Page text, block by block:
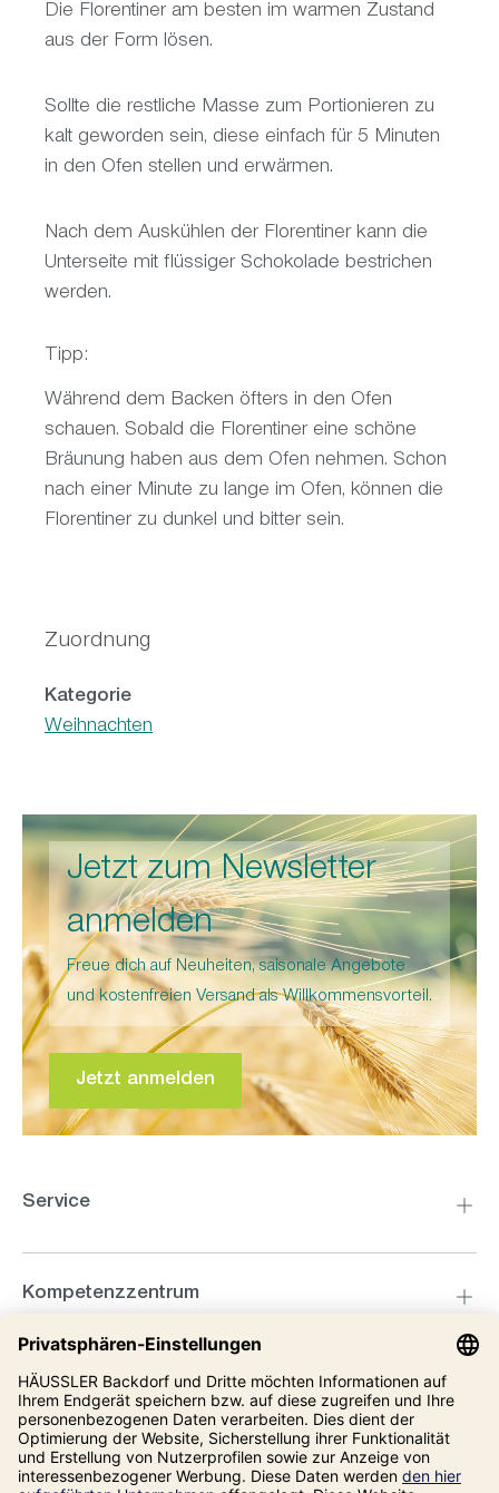
Die Florentiner am besten im warmen Zustand
aus der Form lösen.
Sollte die restliche Masse zum Portionieren zu
kalt geworden sein, diese einfach für 5 Minuten
in den Ofen stellen und erwärmen.
Nach dem Auskühlen der Florentiner kann die
Unterseite mit flüssiger Schokolade bestrichen
werden.
Tipp:
Während dem Backen öfters in den Ofen
schauen. Sobald die Florentiner eine schöne
Bräunung haben aus dem Ofen nehmen. Schon
nach einer Minute zu lange im Ofen, können die
Florentiner zu dunkel und bitter sein.
Zuordnung
Kategorie
Weihnachten
Jetzt zum Newsletter
anmelden
Freue dich auf Neuheiten, saisonale Angebote
und kostenfreien Versand als Willkommensvorteil.
Jetzt anmelden
Service
Kompetenzzentrum
Informationen
Unsere Adresse